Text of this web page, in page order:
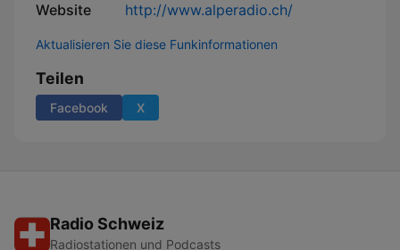
Website http://www.alperadio.ch/
Aktualisieren Sie diese Funkinformationen
Teilen
Facebook X
Radio Schweiz
Radiostationen und Podcasts